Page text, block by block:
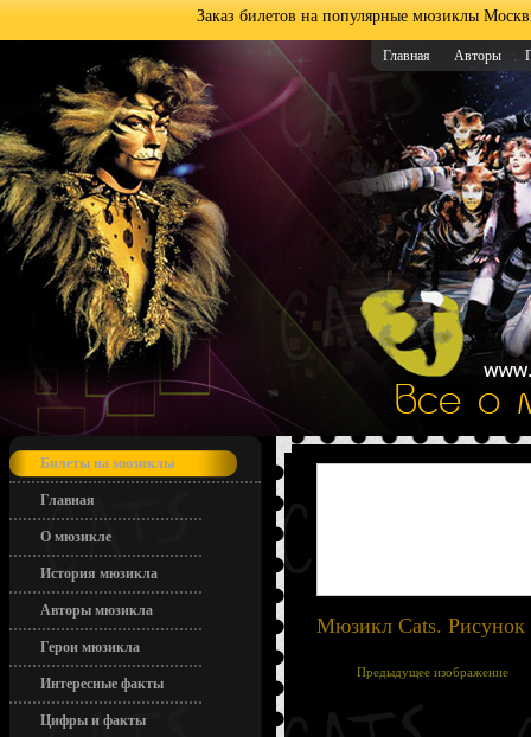
Заказ билетов на популярные мюзиклы
Главная Авторы
Билеты на мюзиклы
Главная
О мюзикле
История мюзикла
Авторы мюзикла
Герои мюзикла
Интересные факты
Цифры и факты
Мюзикл Cats.
Предыдущее изображение